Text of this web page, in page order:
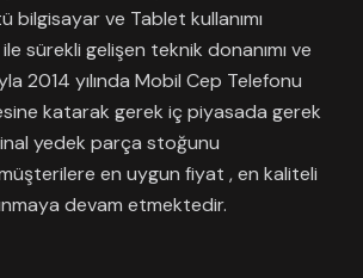
bilgisayar ve Tablet kullanımı
sürekli gelişen teknik donanımı ve
2014 yılında Mobil Cep Telefonu
katarak gerek iç piyasada gerek
yedek parça stoğunu
en uygun fiyat , en kaliteli
devam etmektedir.